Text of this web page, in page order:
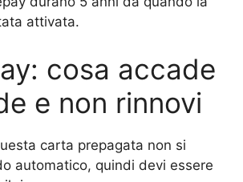
attivata.
cosa accade
e non rinnovi
carta prepagata non si
automatico, quindi devi essere